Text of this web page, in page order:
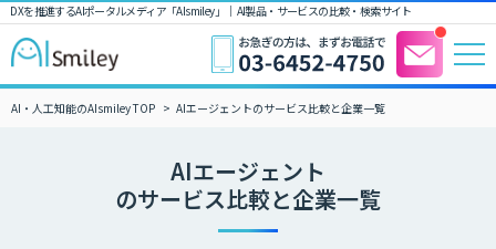
DXを推進するAIポータルメディア「AIsmiley」｜ AI製品・サービスの比較・検索サイト
AI・人工知能のAIsmiley TOP AIエージェントのサービス比較と企業一覧
AIエージェント
のサービス比較と企業一覧